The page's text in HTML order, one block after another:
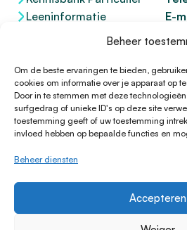
Beheer
Om de beste ervaringen te bieden,
cookies om informatie over je apparaat op
Door in te stemmen met deze
surfgedrag of unieke ID's op deze site
toestemming geeft of uw toestemming
invloed hebben op bepaalde functies en
Beheer diensten
Accepteren
Leeninformatie
E-
© 1996 - 2026 Lening.nl
Privacy Policy
HTML Sitemap